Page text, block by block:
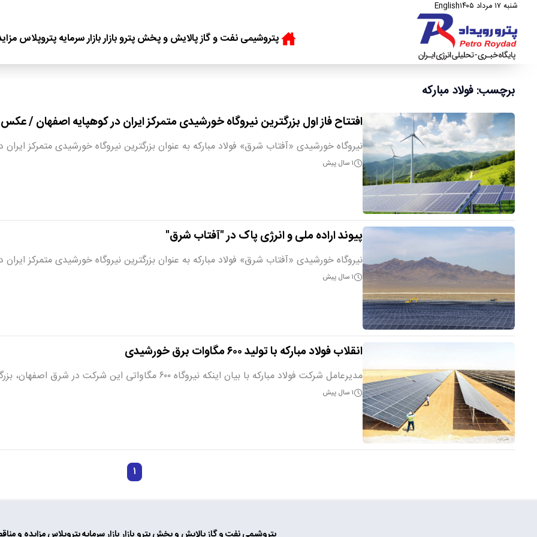
شنبه ۱۷ مرداد ۱۴۰۵ English
پتروشیمینفت و گازپالایش و پخشپترو بازاربازار سرمایهپتروپلاس
برچسب: فولاد مبارکه
افتتاح فاز اول بزرگترین نیروگاه خورشیدی متمرکز ایران در کوهپایه اصفهان / عکس
نیروگاه خورشیدی «آفتاب شرق» فولاد مبارکه به عنوان بزرگترین نیروگاه خورشیدی متمرکز ایران در زمینی
۱ سال پیش
پیوند اراده ملی و انرژی پاک در "آفتاب شرق"
نیروگاه خورشیدی «آفتاب شرق» فولاد مبارکه به عنوان بزرگترین نیروگاه خورشیدی متمرکز ایران در
۱ سال پیش
انقلاب فولاد مبارکه با تولید ۶۰۰ مگاوات برق خورشیدی
مدیرعامل شرکت فولاد مبارکه با بیان اینکه نیروگاه ۶۰۰ مگاواتی این شرکت در شرق اصفهان، بزرگترین نیروگاه خورشیدی ایران و…
۱ سال پیش
۱